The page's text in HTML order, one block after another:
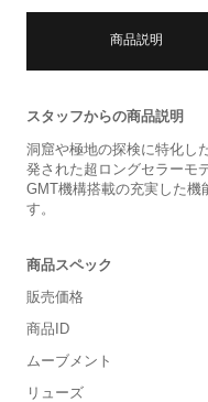
商品説明
スタッフからの商品説明
洞窟や極地の探検に特化し
発された超ロングセラーモ
GMT機構搭載の充実した機
す。
商品スペック
販売価格
商品ID
ムーブメント
リューズ